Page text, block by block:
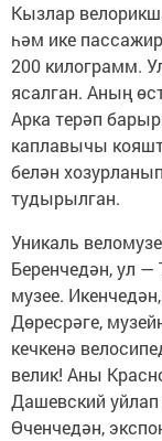
Кызлар
һәм ике
200 килограмм.
ясалган. Аның
Арка терәп
каплавычы
белән
тудырылган.
Уникаль
Беренчедән, ул —
музее.
Дөресрәге,
кечкенә
велик! Аны
Дашевский уйлап
Өченчедән,